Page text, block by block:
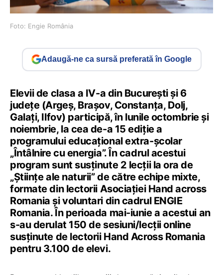
Foto: Engie România
Adaugă-ne ca sursă preferată în Google
Elevii de clasa a IV-a din București și 6
județe (Argeș, Brașov, Constanța, Dolj,
Galați, Ilfov) participă, în lunile octombrie și
noiembrie, la cea de-a 15 ediție a
programului educațional extra-școlar
„Întâlnire cu energia”. În cadrul acestui
program sunt susținute 2 lecții la ora de
„Științe ale naturii” de către echipe mixte,
formate din lectorii Asociației Hand across
Romania și voluntari din cadrul ENGIE
Romania. În perioada mai-iunie a acestui an
s-au derulat 150 de sesiuni/lecții online
susținute de lectorii Hand Across Romania
pentru 3.100 de elevi.